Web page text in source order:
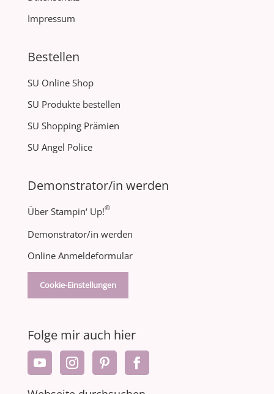
Impressum
Bestellen
SU Online Shop
SU Produkte bestellen
SU Shopping Prämien
SU Angel Police
Demonstrator/in werden
Über Stampin‘ Up!®
Demonstrator/in werden
Online Anmeldeformular
Cookie-Einstellungen
Folge mir auch hier